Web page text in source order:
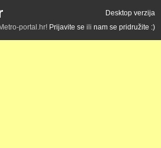
Desktop verzija
portal.hr! Prijavite se ili nam se pridružite :)